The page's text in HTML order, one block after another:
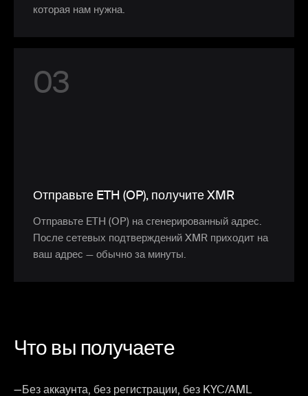
которая нам нужна.
03
Отправьте ETH (OP), получите XMR
Отправьте ETH (OP) на сгенерированный адрес.
После сетевых подтверждений XMR приходит на
ваш адрес — обычно за минуты.
Что вы получаете
—Без аккаунта, без регистрации, без KYC/AML